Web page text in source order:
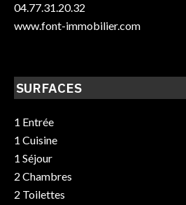
04.77.31.20.32
www.font-immobilier.com
SURFACES
1 Entrée
1 Cuisine
1 Séjour
2 Chambres
2 Toilettes